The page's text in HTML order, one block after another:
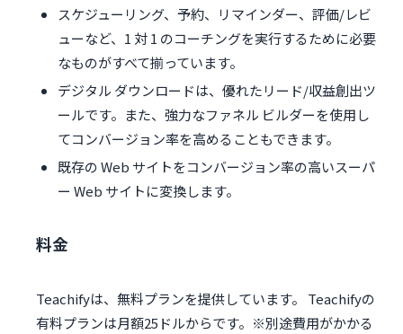
スケジューリング、予約、リマインダー、評価/レビ
ューなど、1 対 1 のコーチングを実行するために必要
なものがすべて揃っています。
デジタル ダウンロードは、優れたリード/収益創出ツ
ールです。また、強力なファネル ビルダーを使用し
てコンバージョン率を高めることもできます。
既存の Web サイトをコンバージョン率の高いスーパ
ー Web サイトに変換します。
料金
Teachifyは、無料プランを提供しています。 Teachifyの
有料プランは月額25ドルからです。※別途費用がかかる